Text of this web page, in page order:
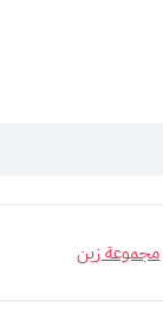
مجموعة زين